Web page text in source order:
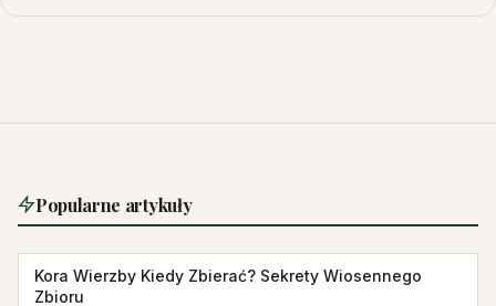
Popularne artykuły
Kora Wierzby Kiedy Zbierać? Sekrety Wiosennego
Zbioru